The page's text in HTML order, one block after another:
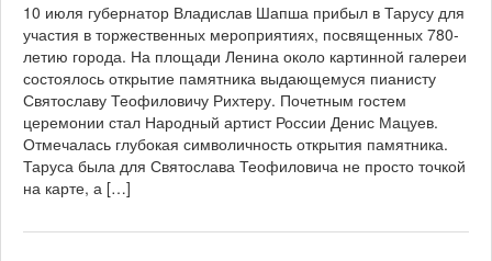
10 июля губернатор Владислав Шапша прибыл в Тарусу для
участия в торжественных мероприятиях, посвященных 780-
летию города. На площади Ленина около картинной галереи
состоялось открытие памятника выдающемуся пианисту
Святославу Теофиловичу Рихтеру. Почетным гостем
церемонии стал Народный артист России Денис Мацуев.
Отмечалась глубокая символичность открытия памятника.
Таруса была для Святослава Теофиловича не просто точкой
на карте, а […]